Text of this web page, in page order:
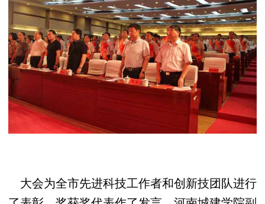
大会为全市先进科技工作者和创新技团队进行